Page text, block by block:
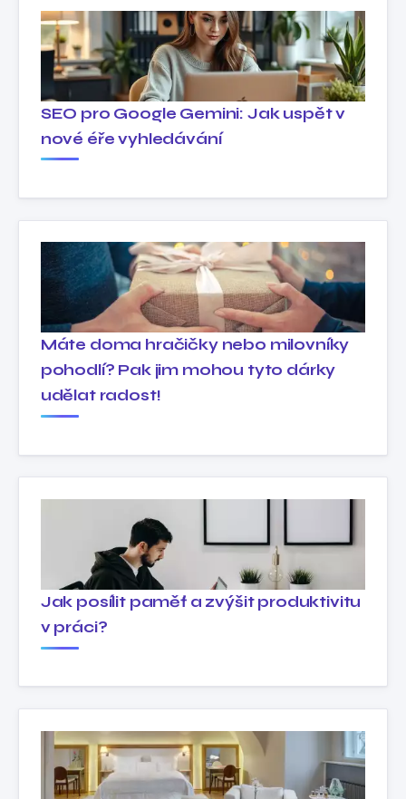
SEO pro Google Gemini: Jak uspět v
nové éře vyhledávání
Máte doma hračičky nebo milovníky
pohodlí? Pak jim mohou tyto dárky
udělat radost!
Jak posílit paměť a zvýšit produktivitu
v práci?